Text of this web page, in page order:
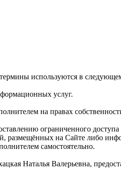
используются в
услуг.
на правах
ограниченного
размещённых на Сайте либо
самостоятельно.
Наталья Валерьевна,